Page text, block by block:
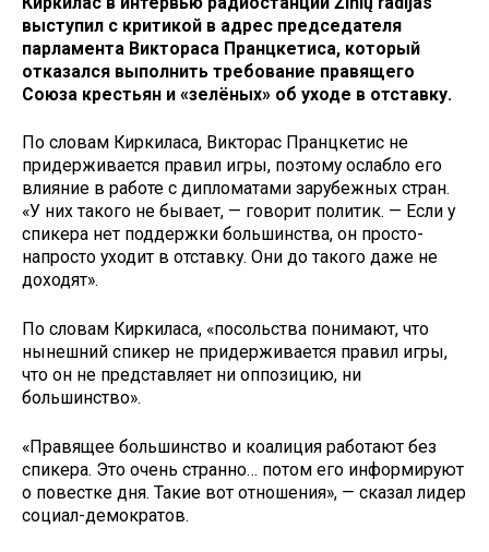
выступил с критикой в адрес председателя
парламента Виктораса Пранцкетиса, который
отказался выполнить требование правящего
Союза крестьян и «зелёных» об уходе в отставку.
По словам Киркиласа, Викторас Пранцкетис не
придерживается правил игры, поэтому ослабло его
влияние в работе с дипломатами зарубежных стран.
«У них такого не бывает, — говорит политик. — Если у
спикера нет поддержки большинства, он просто-
напросто уходит в отставку. Они до такого даже не
доходят».
По словам Киркиласа, «посольства понимают, что
нынешний спикер не придерживается правил игры,
что он не представляет ни оппозицию, ни
большинство».
«Правящее большинство и коалиция работают без
спикера. Это очень странно… потом его информируют
о повестке дня. Такие вот отношения», — сказал лидер
социал-демократов.